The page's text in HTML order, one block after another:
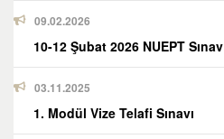
09.02.2026
10-12 Şubat 2026 NUEPT
03.11.2025
1. Modül Vize Telafi Sınavı